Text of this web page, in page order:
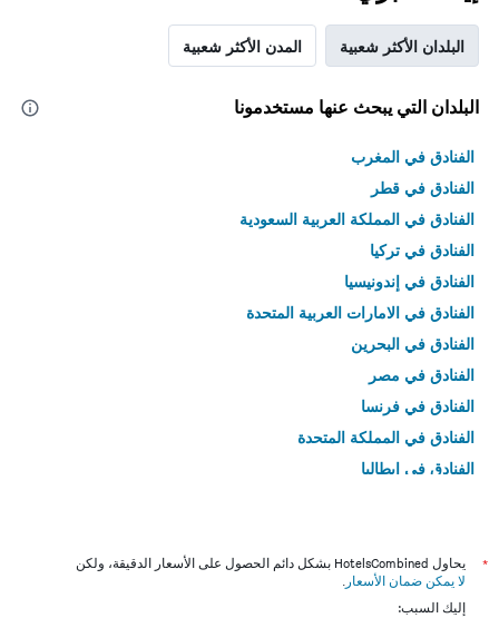
البلدان الأكثر شعبية المدن الأكثر شعبية
البلدان التي يبحث عنها مستخدمونا
الفنادق في المغرب
الفنادق في قطر
الفنادق في المملكة العربية السعودية
الفنادق في تركيا
الفنادق في إندونيسيا
الفنادق في الامارات العربية المتحدة
الفنادق في البحرين
الفنادق في مصر
الفنادق في فرنسا
الفنادق في المملكة المتحدة
الفنادق في إيطاليا
*
يحاول HotelsCombined بشكل دائم الحصول على الأسعار الدقيقة، ولكن
لا يمكن ضمان الأسعار .
إليك السبب: